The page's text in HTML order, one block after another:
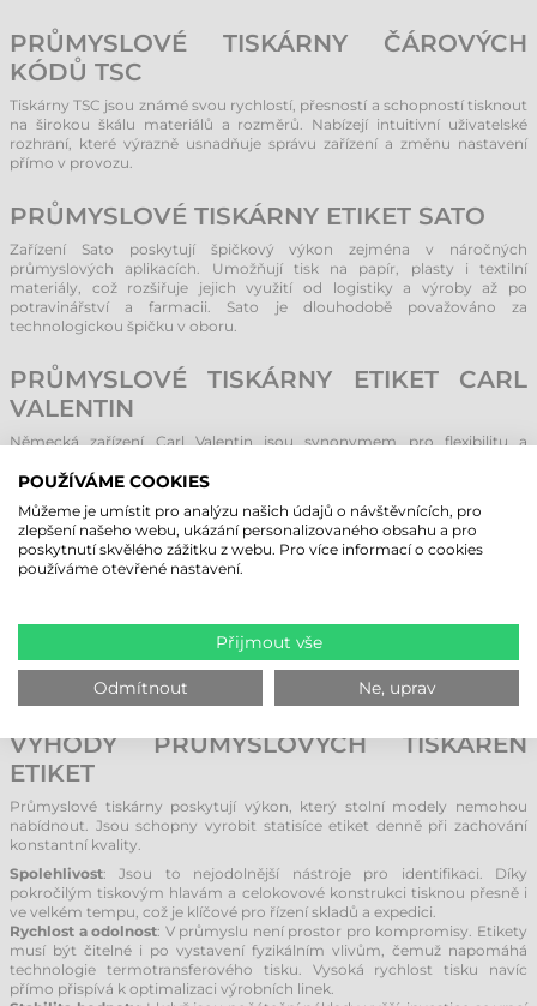
PRŮMYSLOVÉ TISKÁRNY ČÁROVÝCH
KÓDŮ TSC
Tiskárny TSC jsou známé svou rychlostí, přesností a schopností tisknout
na širokou škálu materiálů a rozměrů. Nabízejí intuitivní uživatelské
rozhraní, které výrazně usnadňuje správu zařízení a změnu nastavení
přímo v provozu.
PRŮMYSLOVÉ TISKÁRNY ETIKET SATO
Zařízení Sato poskytují špičkový výkon zejména v náročných
průmyslových aplikacích. Umožňují tisk na papír, plasty i textilní
materiály, což rozšiřuje jejich využití od logistiky a výroby až po
potravinářství a farmacii. Sato je dlouhodobě považováno za
technologickou špičku v oboru.
PRŮMYSLOVÉ TISKÁRNY ETIKET CARL
VALENTIN
Německá zařízení Carl Valentin jsou synonymem pro flexibilitu a
najde řešení na míru. Jsou ideální pro aplikace vyžadující tisk speciálních
PRŮMYSLOVÉ TISKÁRNY ETIKET
HONEYWELL
značek Datamax a Intermec. Průmyslové tiskárny Honeywell jsou
proslulé svou extrémní spolehlivostí a dlouhou životností. Jsou
navrženy tak, aby čelily výzvám drsného průmyslového prostředí,
přičemž nabízejí snadnou údržbu a obsluhu.
VÝHODY PRŮMYSLOVÝCH TISKÁREN
ETIKET
Průmyslové tiskárny poskytují výkon, který stolní modely nemohou
nabídnout. Jsou schopny vyrobit statisíce etiket denně při zachování
konstantní kvality.
Spolehlivost: Jsou to nejodolnější nástroje pro identifikaci. Díky
pokročilým tiskovým hlavám a celokovové konstrukci tisknou přesně i
ve velkém tempu, což je klíčové pro řízení skladů a expedici.
Rychlost a odolnost: V průmyslu není prostor pro kompromisy. Etikety
musí být čitelné i po vystavení fyzikálním vlivům, čemuž napomáhá
technologie termotransferového tisku. Vysoká rychlost tisku navíc
přímo přispívá k optimalizaci výrobních linek.
POUŽÍVÁME COOKIES
Můžeme je umístit pro analýzu našich údajů o návštěvnících, pro
zlepšení našeho webu, ukázání personalizovaného obsahu a pro
poskytnutí skvělého zážitku z webu. Pro více informací o cookies
používáme otevřené nastavení.
Přijmout vše
Odmítnout Ne, uprav